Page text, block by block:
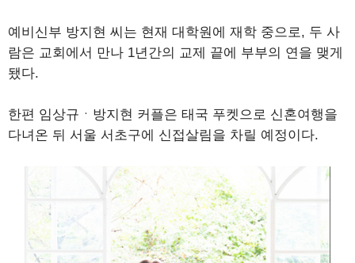
예비신부 방지현 씨는 현재 대학원에 재학 중으로, 두 사
람은 교회에서 만나 1년간의 교제 끝에 부부의 연을 맺게
됐다.
한편 임상규ㆍ방지현 커플은 태국 푸켓으로 신혼여행을
다녀온 뒤 서울 서초구에 신접살림을 차릴 예정이다.